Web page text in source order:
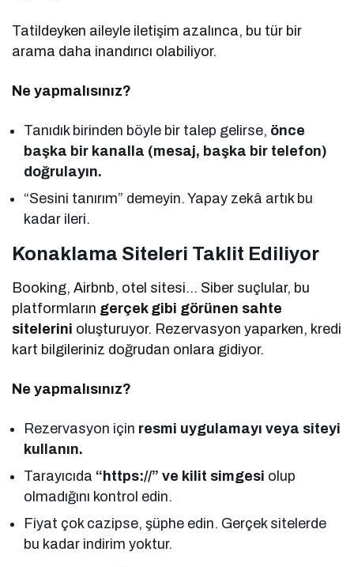
Tatildeyken aileyle iletişim azalınca, bu tür bir
arama daha inandırıcı olabiliyor.
Ne yapmalısınız?
Tanıdık birinden böyle bir talep gelirse, önce
başka bir kanalla (mesaj, başka bir telefon)
doğrulayın.
“Sesini tanırım” demeyin. Yapay zekâ artık bu
kadar ileri.
Konaklama Siteleri Taklit Ediliyor
Booking, Airbnb, otel sitesi… Siber suçlular, bu
platformların gerçek gibi görünen sahte
sitelerini oluşturuyor. Rezervasyon yaparken, kredi
kart bilgileriniz doğrudan onlara gidiyor.
Ne yapmalısınız?
Rezervasyon için resmi uygulamayı veya siteyi
kullanın.
Tarayıcıda “https://” ve kilit simgesi olup
olmadığını kontrol edin.
Fiyat çok cazipse, şüphe edin. Gerçek sitelerde
bu kadar indirim yoktur.